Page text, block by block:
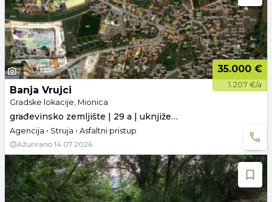
7 35.000 €
1.207 €/a
Banja Vrujci
Gradske lokacije, Mionica
građevinsko zemljište | 29 a | uknjiženo
Agencija • Struja • Asfaltni pristup
Ažurirano 14.07.2026.